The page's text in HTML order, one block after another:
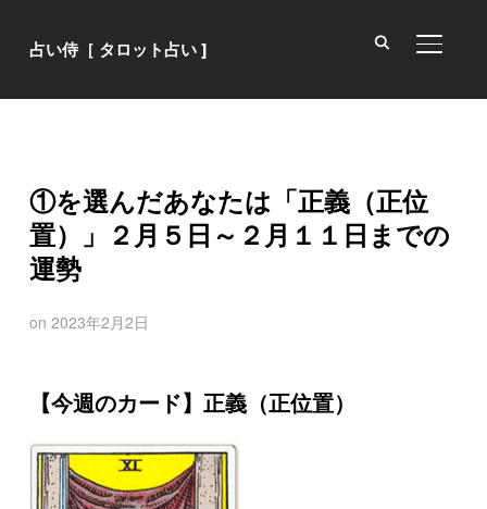
占い侍［ タロット占い ] サイド
①を選んだあなたは「正義（正位
置）」２月５日～２月１１日までの
運勢
on 2023年2月2日
【今週のカード】正義（正位置）